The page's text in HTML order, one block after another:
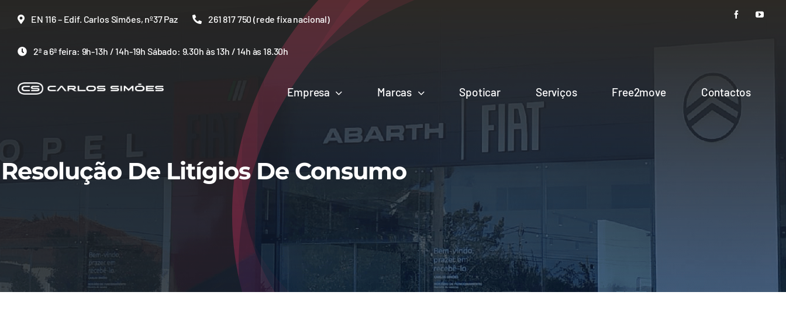
EN 116 – Edif. Carlos Simões, nº37 Paz 261 817 750 (rede fixa nacional)
2ª a 6ª feira: 9h-13h / 14h-19h Sábado: 9.30h às 13h / 14h às 18.30h
Empresa Marcas Spoticar Serviços Free2move Contactos
Resolução De Litígios De Consumo